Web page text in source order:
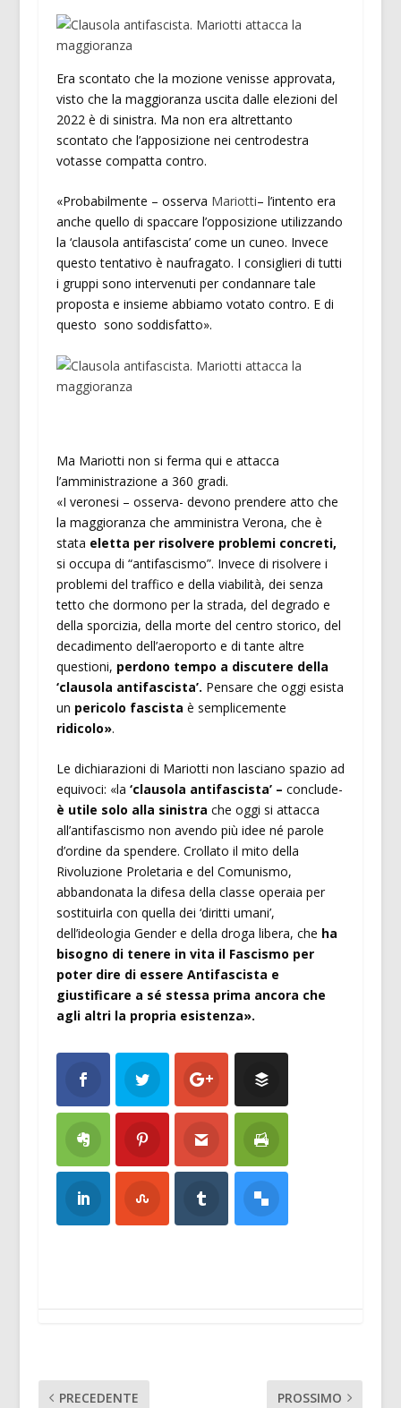
Era scontato che la mozione venisse approvata,
visto che la maggioranza uscita dalle elezioni del
2022 è di sinistra. Ma non era altrettanto
scontato che l’apposizione nei centrodestra
votasse compatta contro.
«Probabilmente – osserva Mariotti– l’intento era
anche quello di spaccare l’opposizione utilizzando
la ‘clausola antifascista’ come un cuneo. Invece
questo tentativo è naufragato. I consiglieri di tutti
i gruppi sono intervenuti per condannare tale
proposta e insieme abbiamo votato contro. E di
questo sono soddisfatto».
Ma Mariotti non si ferma qui e attacca
l’amministrazione a 360 gradi.
«I veronesi – osserva- devono prendere atto che
la maggioranza che amministra Verona, che è
stata eletta per risolvere problemi concreti,
si occupa di “antifascismo”. Invece di risolvere i
problemi del traffico e della viabilità, dei senza
tetto che dormono per la strada, del degrado e
della sporcizia, della morte del centro storico, del
decadimento dell’aeroporto e di tante altre
questioni, perdono tempo a discutere della
‘clausola antifascista’. Pensare che oggi esista
un pericolo fascista è semplicemente
ridicolo».
Le dichiarazioni di Mariotti non lasciano spazio ad
equivoci: «la ‘clausola antifascista’ – conclude-
è utile solo alla sinistra che oggi si attacca
all’antifascismo non avendo più idee né parole
d’ordine da spendere. Crollato il mito della
Rivoluzione Proletaria e del Comunismo,
abbandonata la difesa della classe operaia per
sostituirla con quella dei ‘diritti umani’,
dell’ideologia Gender e della droga libera, che ha
bisogno di tenere in vita il Fascismo per
poter dire di essere Antifascista e
giustificare a sé stessa prima ancora che
agli altri la propria esistenza».
PRECEDENTE PROSSIMO